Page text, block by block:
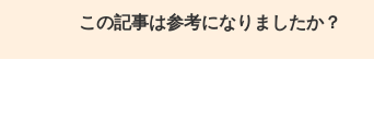
この記事は参考になりましたか？